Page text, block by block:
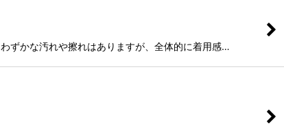
ずかな汚れや擦れはありますが、全体的に着用感…